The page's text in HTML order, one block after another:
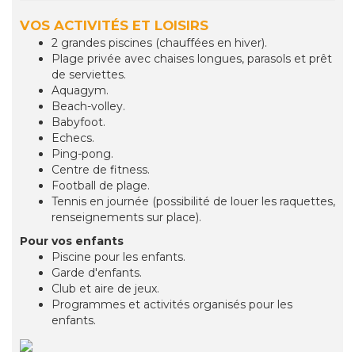
VOS ACTIVITÉS ET LOISIRS
2 grandes piscines (chauffées en hiver).
Plage privée avec chaises longues, parasols et prêt
de serviettes.
Aquagym.
Beach-volley.
Babyfoot.
Echecs.
Ping-pong.
Centre de fitness.
Football de plage.
Tennis en journée (possibilité de louer les raquettes,
renseignements sur place).
Pour vos enfants
Piscine pour les enfants.
Garde d'enfants.
Club et aire de jeux.
Programmes et activités organisés pour les
enfants.